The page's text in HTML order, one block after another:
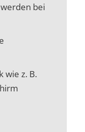
bei
wie z. B.